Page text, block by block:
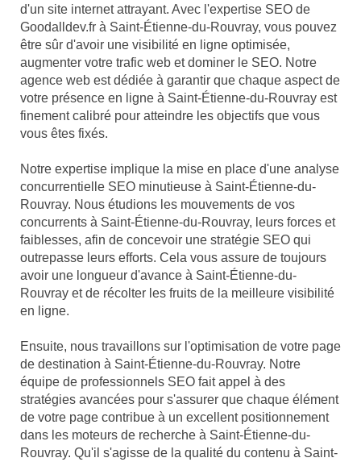
d'un site internet attrayant. Avec l'expertise SEO de
Goodalldev.fr à Saint-Étienne-du-Rouvray, vous pouvez
être sûr d'avoir une visibilité en ligne optimisée,
augmenter votre trafic web et dominer le SEO. Notre
agence web est dédiée à garantir que chaque aspect de
votre présence en ligne à Saint-Étienne-du-Rouvray est
finement calibré pour atteindre les objectifs que vous
vous êtes fixés.
Notre expertise implique la mise en place d'une analyse
concurrentielle SEO minutieuse à Saint-Étienne-du-
Rouvray. Nous étudions les mouvements de vos
concurrents à Saint-Étienne-du-Rouvray, leurs forces et
faiblesses, afin de concevoir une stratégie SEO qui
outrepasse leurs efforts. Cela vous assure de toujours
avoir une longueur d'avance à Saint-Étienne-du-
Rouvray et de récolter les fruits de la meilleure visibilité
en ligne.
Ensuite, nous travaillons sur l'optimisation de votre page
de destination à Saint-Étienne-du-Rouvray. Notre
équipe de professionnels SEO fait appel à des
stratégies avancées pour s'assurer que chaque élément
de votre page contribue à un excellent positionnement
dans les moteurs de recherche à Saint-Étienne-du-
Rouvray. Qu'il s'agisse de la qualité du contenu à Saint-